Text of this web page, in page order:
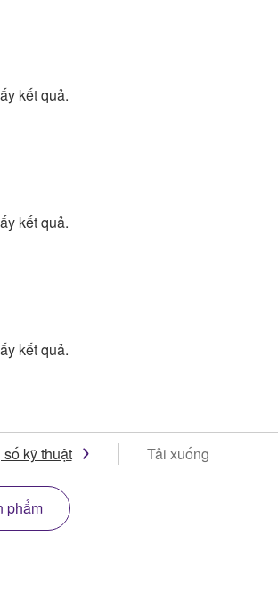
kết quả.
kết quả.
kết quả.
kỹ thuật Tải xuống
phẩm